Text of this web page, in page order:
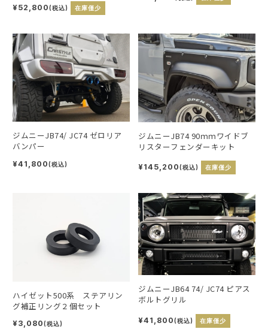
¥52,800(税込) 在庫僅少
ジムニーJB74/ JC74 ゼロリア
バンパー
¥41,800(税込)
ジムニーJB74 90ｍｍワイドブ
リスターフェンダーキット
¥145,200(税込) 在庫僅少
ハイゼット500系 ステアリン
グ補正リング２個セット
¥3,080(税込)
ジムニーJB64 74/ JC74 ピアス
ボルトグリル
¥41,800(税込) 在庫僅少